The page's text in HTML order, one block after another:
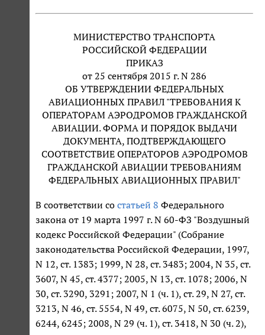
МИНИСТЕРСТВО ТРАНСПОРТА
РОССИЙСКОЙ ФЕДЕРАЦИИ
ПРИКАЗ
от 25 сентября 2015 г. N 286
ОБ УТВЕРЖДЕНИИ ФЕДЕРАЛЬНЫХ
АВИАЦИОННЫХ ПРАВИЛ "ТРЕБОВАНИЯ К
ОПЕРАТОРАМ АЭРОДРОМОВ ГРАЖДАНСКОЙ
АВИАЦИИ. ФОРМА И ПОРЯДОК ВЫДАЧИ
ДОКУМЕНТА, ПОДТВЕРЖДАЮЩЕГО
СООТВЕТСТВИЕ ОПЕРАТОРОВ АЭРОДРОМОВ
ГРАЖДАНСКОЙ АВИАЦИИ ТРЕБОВАНИЯМ
ФЕДЕРАЛЬНЫХ АВИАЦИОННЫХ ПРАВИЛ"
В соответствии со статьей 8 Федерального
закона от 19 марта 1997 г. N 60-ФЗ "Воздушный
кодекс Российской Федерации" (Собрание
законодательства Российской Федерации, 1997,
N 12, ст. 1383; 1999, N 28, ст. 3483; 2004, N 35, ст.
3607, N 45, ст. 4377; 2005, N 13, ст. 1078; 2006, N
30, ст. 3290, 3291; 2007, N 1 (ч. 1), ст. 29, N 27, ст.
3213, N 46, ст. 5554, N 49, ст. 6075, N 50, ст. 6239,
6244, 6245; 2008, N 29 (ч. 1), ст. 3418, N 30 (ч. 2),